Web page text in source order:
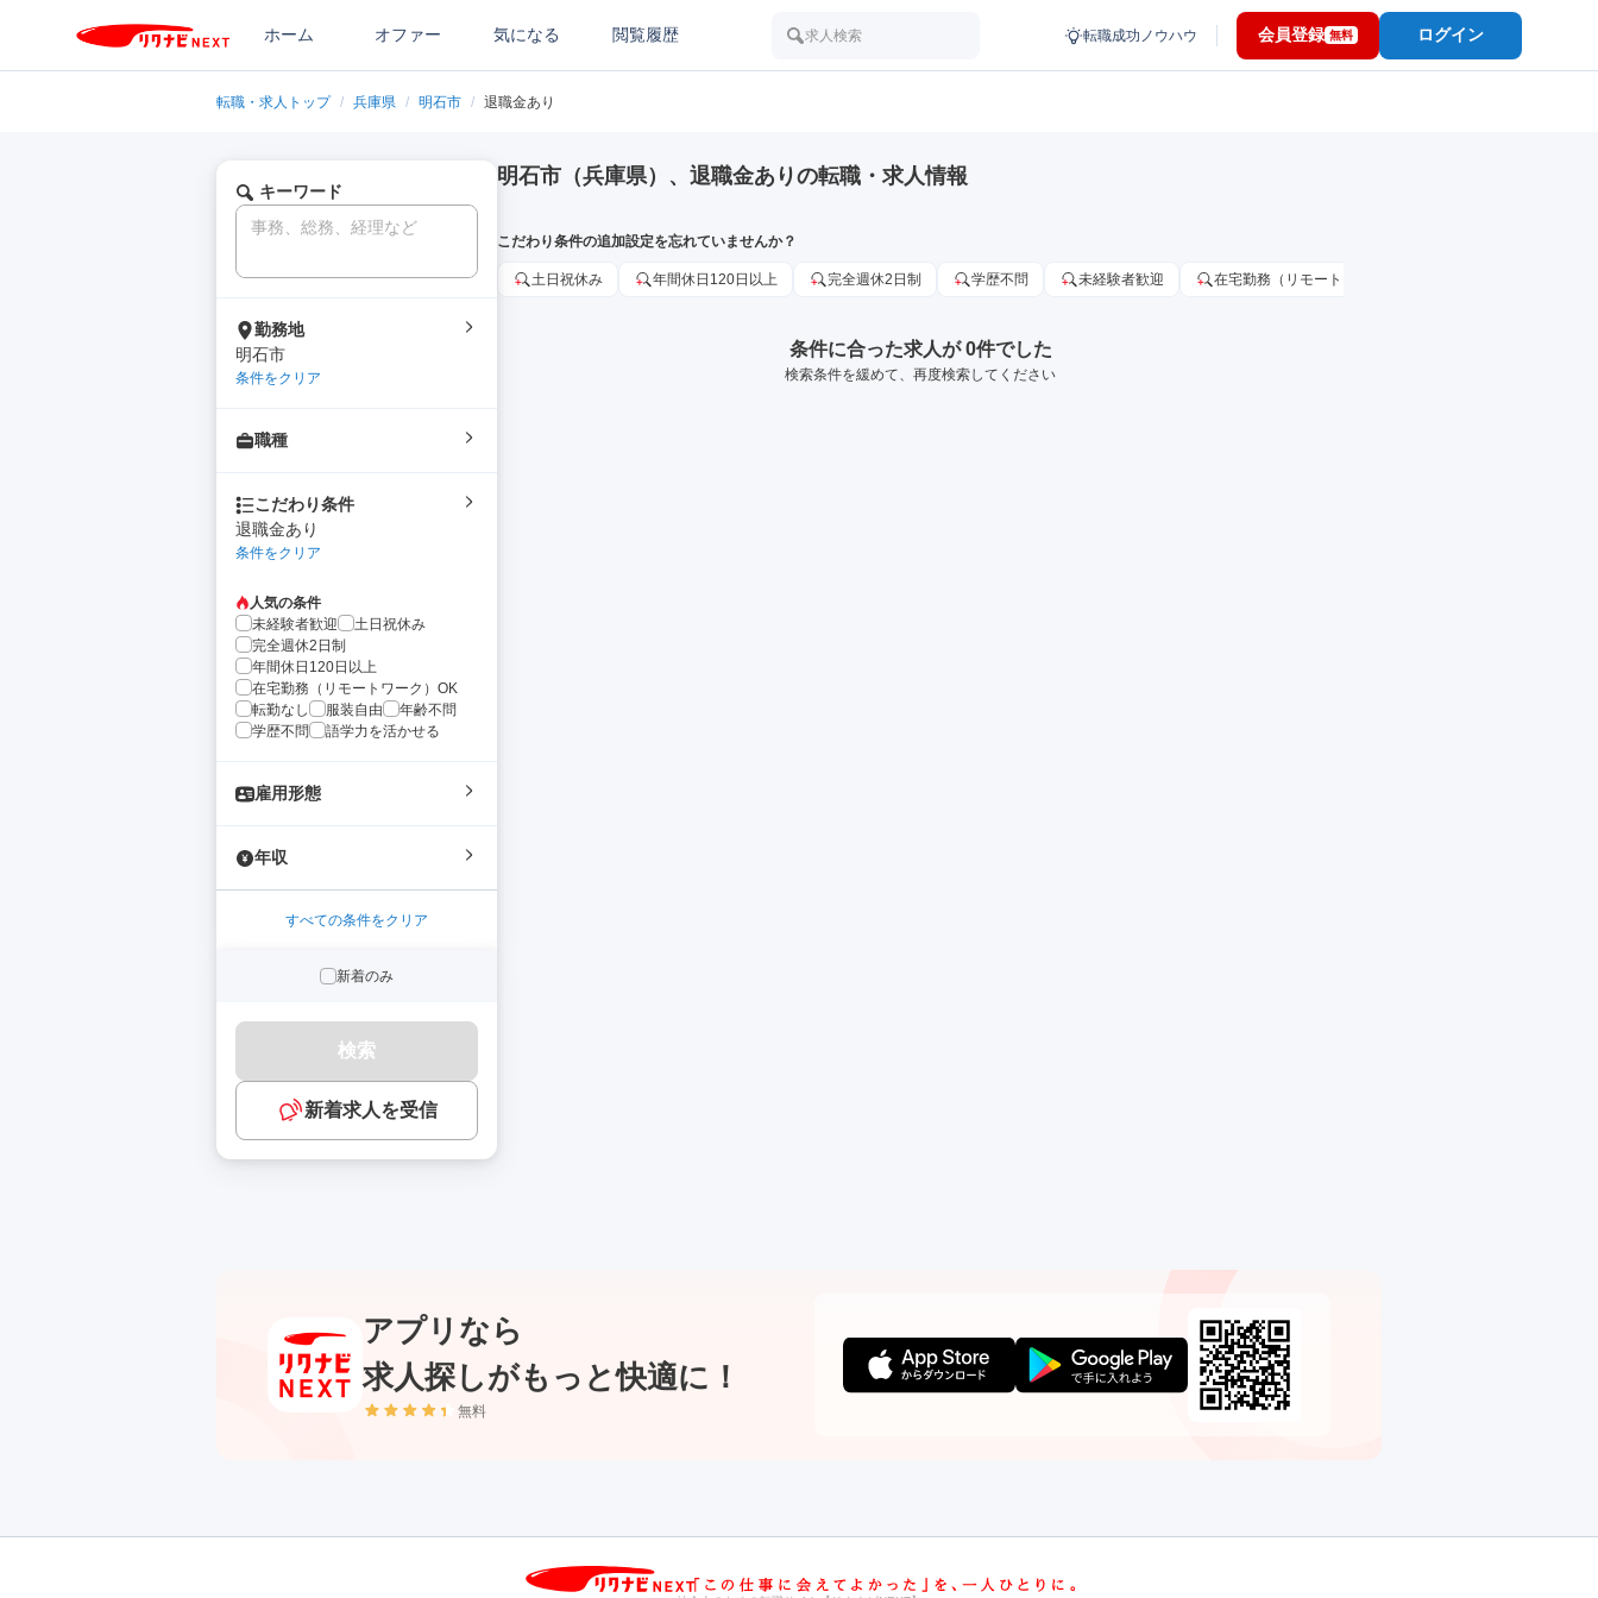
ホーム オファー 気になる 閲覧履歴 求人検索 転職成功ノウハウ 会員登録 無料 ログイン
転職・求人トップ / 兵庫県 / 明石市 / 退職金あり
キーワード
勤務地
明石市
条件をクリア
職種
こだわり条件
退職金あり
条件をクリア
人気の条件
未経験者歓迎
土日祝休み
完全週休2日制
年間休日120日以上
在宅勤務（リモートワーク）OK
転勤なし
服装自由
年齢不問
学歴不問
語学力を活かせる
雇用形態
年収
すべての条件をクリア
新着のみ
検索
新着求人を受信
明石市（兵庫県）、退職金ありの転職・求人情報
こだわり条件の追加設定を忘れていませんか？
土日祝休み 年間休日120日以上 完全週休2日制 学歴不問 未経験者歓迎 在宅勤務（リモートワーク）OK
条件に合った求人が 0件でした
検索条件を緩めて、再度検索してください
アプリなら
求人探しがもっと快適に！
無料